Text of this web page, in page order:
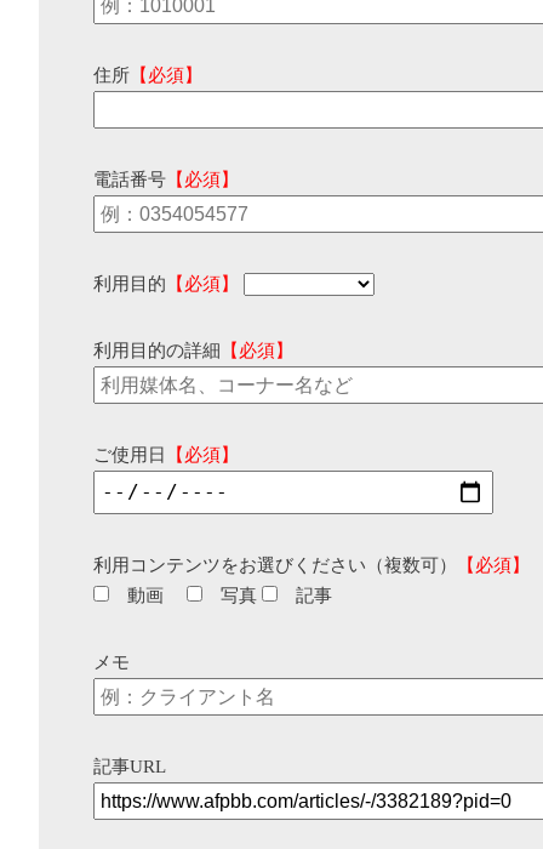
住所 【必須】
電話番号 【必須】
利用目的 【必須】
利用目的の詳細 【必須】
ご使用日 【必須】
利用コンテンツをお選びください（複数可）
【必須】
動画
写真 記事
メモ
記事URL